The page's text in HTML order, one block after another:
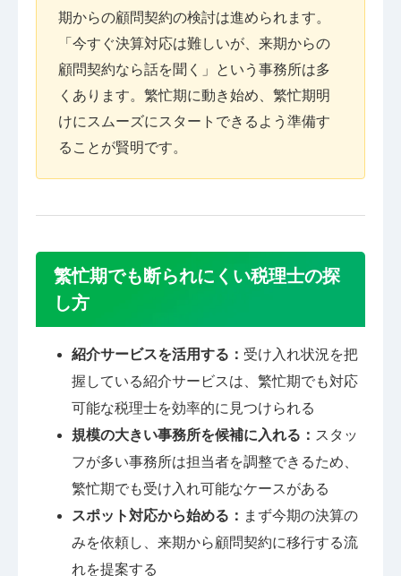
期からの顧問契約の検討は進められます。
「今すぐ決算対応は難しいが、来期からの
顧問契約なら話を聞く」という事務所は多
くあります。繁忙期に動き始め、繁忙期明
けにスムーズにスタートできるよう準備す
ることが賢明です。
繁忙期でも断られにくい税理士の探
し方
紹介サービスを活用する： 受け入れ状況を把
握している紹介サービスは、繁忙期でも対応
可能な税理士を効率的に見つけられる
規模の大きい事務所を候補に入れる： スタッ
フが多い事務所は担当者を調整できるため、
繁忙期でも受け入れ可能なケースがある
スポット対応から始める： まず今期の決算の
みを依頼し、来期から顧問契約に移行する流
れを提案する